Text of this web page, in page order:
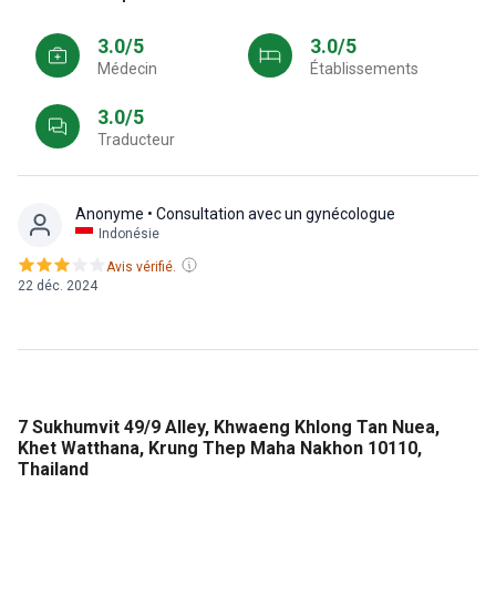
3.0/5
Médecin
3.0/5
Établissements
3.0/5
Traducteur
Anonyme • Consultation avec un gynécologue
Indonésie
22 déc. 2024
Avis vérifié.
7 Sukhumvit 49/9 Alley, Khwaeng Khlong Tan Nuea,
Khet Watthana, Krung Thep Maha Nakhon 10110,
Thailand